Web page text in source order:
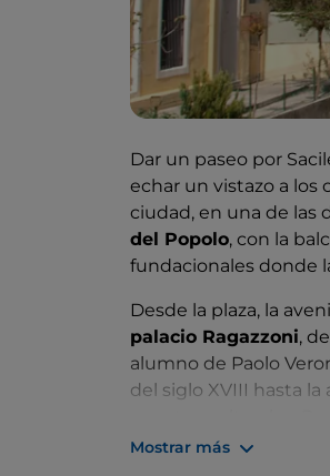
Dar un paseo por
echar un vistazo a los
ciudad, en una de las
del Popolo, con la
fundacionales donde
Desde la plaza, la
palacio Ragazzoni,
alumno de Paolo
del siglo XVIII hasta
con lapequeña
Mostrar más